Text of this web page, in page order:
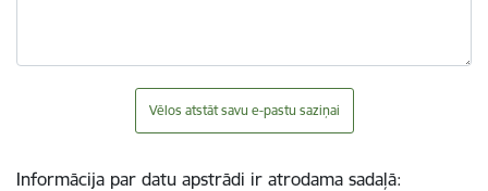
Vēlos atstāt savu e-pastu saziņai
Informācija par datu apstrādi ir atrodama sadaļā: